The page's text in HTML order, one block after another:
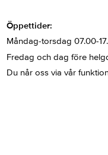
Öppettider:
Måndag-torsdag 07.00-
Fredag och dag före
Du når oss via vår